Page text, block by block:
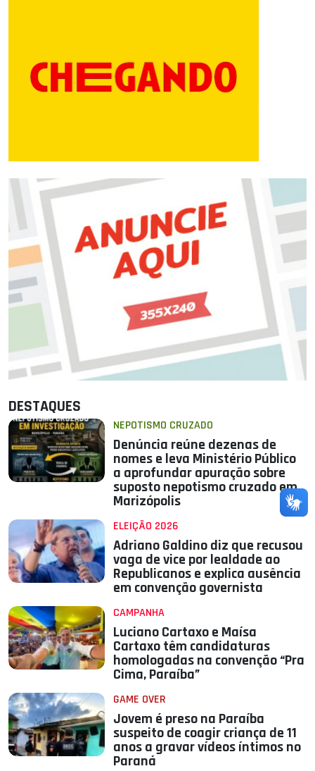
DESTAQUES
NEPOTISMO CRUZADO
Denúncia reúne dezenas de
nomes e leva Ministério Público
a aprofundar apuração sobre
suposto nepotismo cruzado em
Marizópolis
ELEIÇÃO 2026
Adriano Galdino diz que recusou
vaga de vice por lealdade ao
Republicanos e explica ausência
em convenção governista
CAMPANHA
Luciano Cartaxo e Maísa
Cartaxo têm candidaturas
homologadas na convenção “Pra
Cima, Paraíba”
GAME OVER
Jovem é preso na Paraíba
suspeito de coagir criança de 11
anos a gravar vídeos íntimos no
Paraná